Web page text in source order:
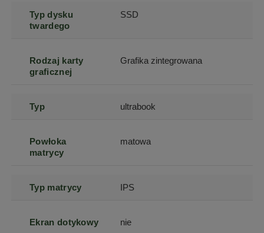
Typ dysku
twardego
SSD
Rodzaj karty
graficznej
Grafika zintegrowana
Typ ultrabook
Powłoka
matrycy
matowa
Typ matrycy IPS
Ekran dotykowy nie